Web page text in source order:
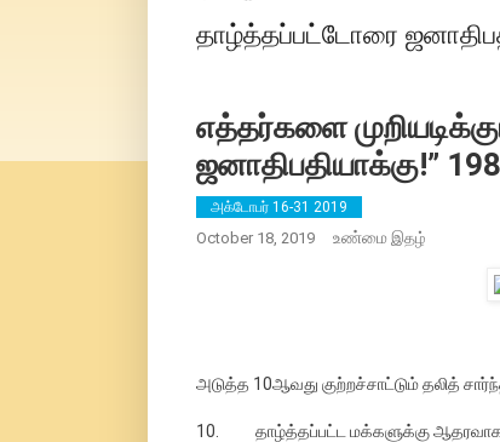
தாழ்த்தப்பட்டோரை
எத்தர்களை
ஜனாதிபதியாக்கு!”
அக்டோபர் 16-31 2019
October 18, 2019 உண்மைஇதழ்
அடுத்த 10ஆவது குற்றச்சாட்டும் தலித்
10. தாழ்த்தப்பட்ட மக்களுக்கு ஆதரவாக